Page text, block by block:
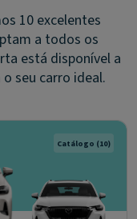
10 excelentes
a todos os
está disponível a
seu carro ideal.
Catálogo (10)